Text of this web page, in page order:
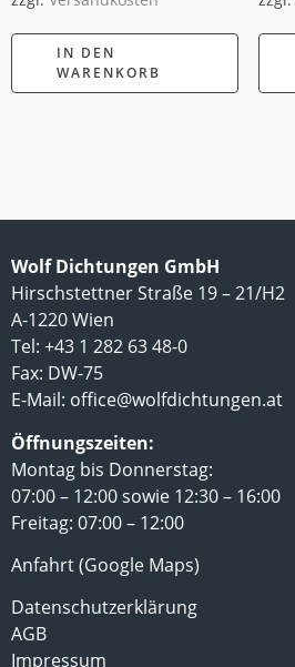
IN DEN
WARENKORB
Wolf Dichtungen GmbH
Hirschstettner Straße 19 – 21/H2
A-1220 Wien
Tel: +43 1 282 63 48-0
Fax: DW-75
E-Mail: office@wolfdichtungen.at
Öffnungszeiten:
Montag bis Donnerstag:
07:00 – 12:00 sowie 12:30 – 16:00
Freitag: 07:00 – 12:00
Anfahrt (Google Maps)
Datenschutzerklärung
AGB
Impressum